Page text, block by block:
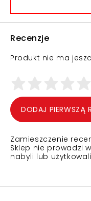
Recenzje
Produkt nie ma
DODAJ PIERWSZĄ
Zamieszczenie
Sklep nie prowadzi
nabyli lub